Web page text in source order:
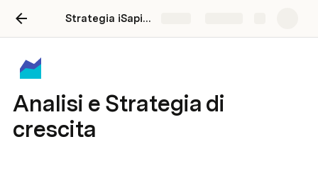
Strategia iSapiens
Analisi e Strategia di
crescita